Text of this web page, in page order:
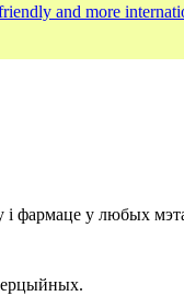
and more
і фармаце у любых